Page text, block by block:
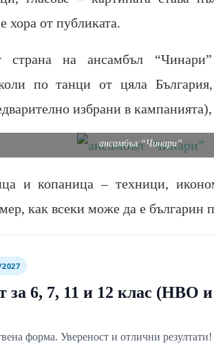
хора от публиката.
страна на ансамбъл
по танци от цяла
избрани в
ансамбъл “Чинари”
и копаница – техници,
как всеки може да е българин
за 6, 7, 11 и 12 клас (НВО и
форма. Увереност и отлични резултати!